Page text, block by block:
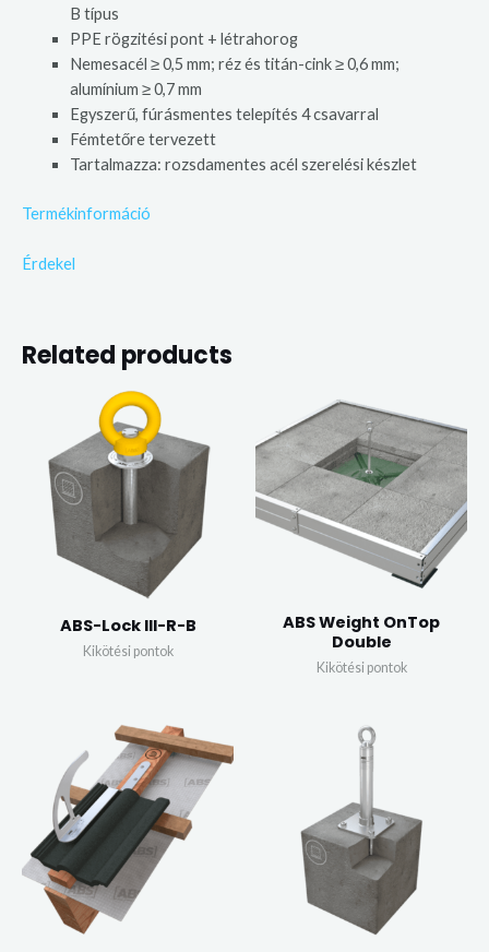
B típus
PPE rögzitési pont + létrahorog
Nemesacél ≥ 0,5 mm; réz és titán-cink ≥ 0,6 mm;
alumínium ≥ 0,7 mm
Egyszerű, fúrásmentes telepítés 4 csavarral
Fémtetőre tervezett
Tartalmazza: rozsdamentes acél szerelési készlet
Termékinformáció
Érdekel
Related products
ABS-Lock III-R-B
Kikötési pontok
ABS Weight OnTop
Double
Kikötési pontok